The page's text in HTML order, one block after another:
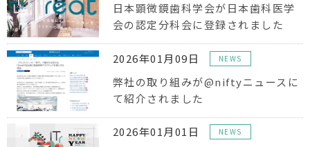
日本顕微鏡歯科学会が日本歯科医学
会の認定分科会に登録されました
2026年01月09日 NEWS
弊社の取り組みが@niftyニュースに
て紹介されました
2026年01月01日 NEWS